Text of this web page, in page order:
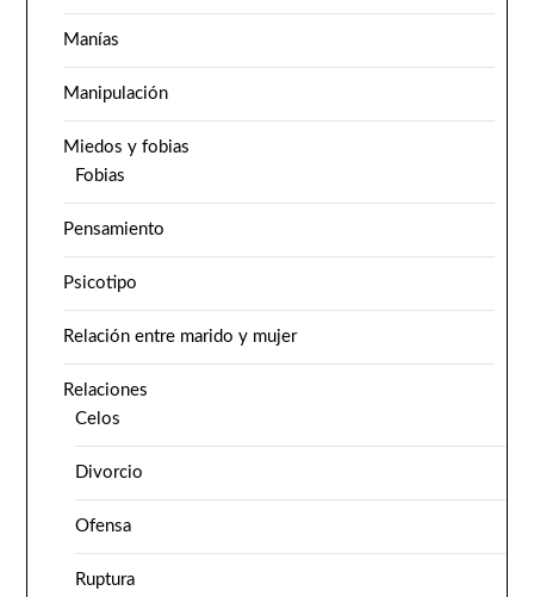
Manías
Manipulación
Miedos y fobias
Fobias
Pensamiento
Psicotipo
Relación entre marido y mujer
Relaciones
Celos
Divorcio
Ofensa
Ruptura